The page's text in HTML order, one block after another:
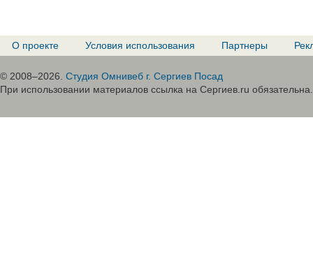
О проекте Условия использования Партнеры
© 2008–2026. Студия Омнивеб г. Сергиев Посад
При использовании материалов ссылка на Сергиев.ru обязательна.